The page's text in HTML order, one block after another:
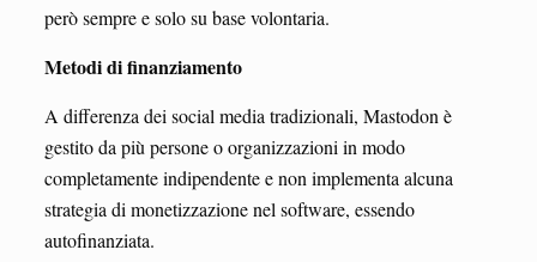
però sempre e solo su base volontaria.
Metodi di finanziamento
A differenza dei social media tradizionali, Mastodon è
gestito da più persone o organizzazioni in modo
completamente indipendente e non implementa alcuna
strategia di monetizzazione nel software, essendo
autofinanziata.